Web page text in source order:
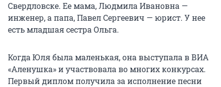
Свердловске. Ее мама, Людмила Ивановна —
инженер, а папа, Павел Сергеевич — юрист. У нее
есть младшая сестра Ольга.
Когда Юля была маленькая, она выступала в ВИА
«Аленушка» и участвовала во многих конкурсах.
Первый диплом получила за исполнение песни